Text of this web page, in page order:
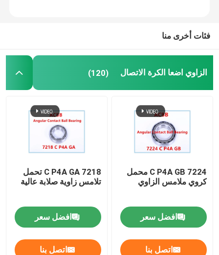
تحمل الروبوت
فئات أخرى منا
الزاوي اضعا الكرة الاتصال (120)
7224 C P4A GB محمل
كروي ملامس الزاوي
افضل سعر
اتصل بنا
7218 C P4A GA تحمل
تلامس زاوية صلابة عالية
افضل سعر
اتصل بنا